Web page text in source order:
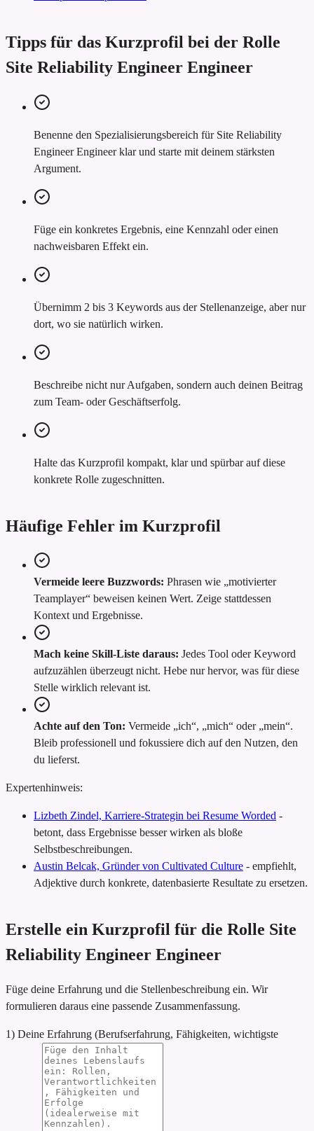
Tipps für das Kurzprofil bei der Rolle
Site Reliability Engineer Engineer
Benenne den Spezialisierungsbereich für Site Reliability
Engineer Engineer klar und starte mit deinem stärksten
Argument.
Füge ein konkretes Ergebnis, eine Kennzahl oder einen
nachweisbaren Effekt ein.
Übernimm 2 bis 3 Keywords aus der Stellenanzeige, aber nur
dort, wo sie natürlich wirken.
Beschreibe nicht nur Aufgaben, sondern auch deinen Beitrag
zum Team- oder Geschäftserfolg.
Halte das Kurzprofil kompakt, klar und spürbar auf diese
konkrete Rolle zugeschnitten.
Häufige Fehler im Kurzprofil
Vermeide leere Buzzwords: Phrasen wie „motivierter
Teamplayer“ beweisen keinen Wert. Zeige stattdessen
Kontext und Ergebnisse.
Mach keine Skill-Liste daraus: Jedes Tool oder Keyword
aufzuzählen überzeugt nicht. Hebe nur hervor, was für diese
Stelle wirklich relevant ist.
Achte auf den Ton: Vermeide „ich“, „mich“ oder „mein“.
Bleib professionell und fokussiere dich auf den Nutzen, den
du lieferst.
Expertenhinweis:
Lizbeth Zindel, Karriere-Strategin bei Resume Worded -
betont, dass Ergebnisse besser wirken als bloße
Selbstbeschreibungen.
Austin Belcak, Gründer von Cultivated Culture - empfiehlt,
Adjektive durch konkrete, datenbasierte Resultate zu ersetzen.
Erstelle ein Kurzprofil für die Rolle Site
Reliability Engineer Engineer
Füge deine Erfahrung und die Stellenbeschreibung ein. Wir
formulieren daraus eine passende Zusammenfassung.
1) Deine Erfahrung (Berufserfahrung, Fähigkeiten, wichtigste